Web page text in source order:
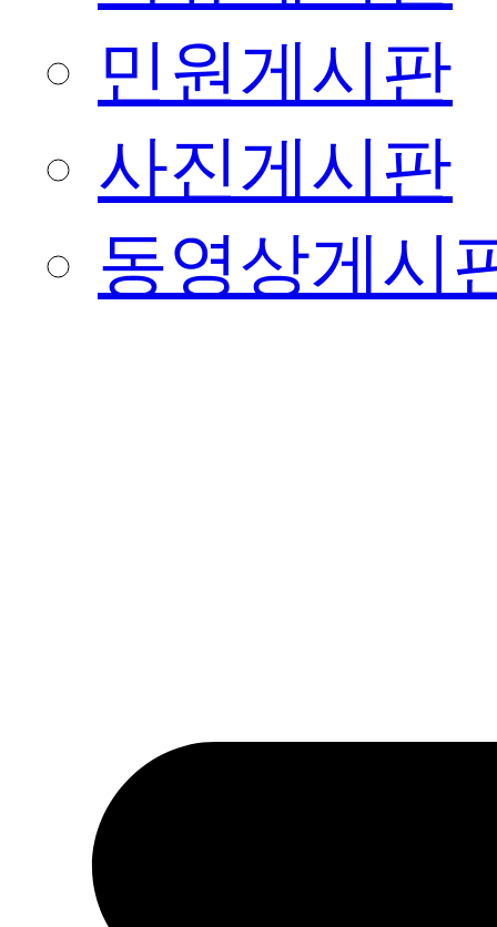
민원게시판
사진게시판
동영상게시